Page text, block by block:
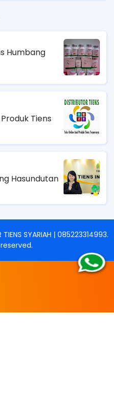
Humbang
Tiens
Hasundutan
TIENS SYARIAH | 085223314993.